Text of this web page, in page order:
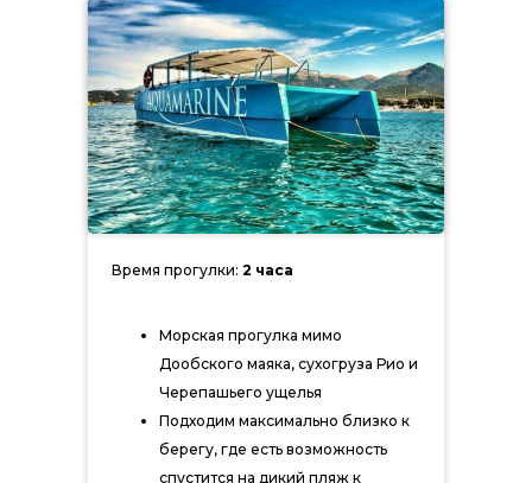
Морская прогулка мимо
Дообского маяка, сухогруза Рио и
Черепашьего ущелья
Подходим максимально близко к
берегу, где есть возможность
спустится на дикий пляж к
Время прогулки: 2 часа